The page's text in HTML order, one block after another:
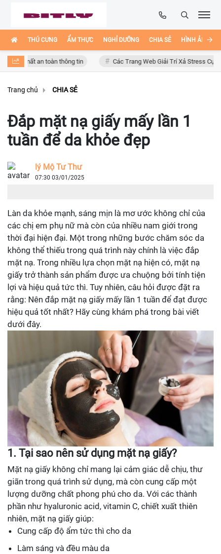
THÚ CƯNG ẨM THỰC NGHỈ DƯỠNG CHIA SẺ HÌNH ẢNH
an toàn thông tin Các Trang Web Giải Trí Xả Stress Cực Hay Ho
Trang chủ CHIA SẺ
Đắp mặt nạ giấy mấy lần 1
tuần để da khỏe đẹp
lý Mộ Tư Thư
07:30 03/01/2025
Làn da khỏe mạnh, sáng mịn là mơ ước không chỉ của
các chị em phụ nữ mà còn của nhiều nam giới trong
thời đại hiện đại. Một trong những bước chăm sóc da
không thể thiếu trong quá trình này chính là việc đắp
mặt nạ. Trong nhiều lựa chọn mặt nạ hiện có, mặt nạ
giấy trở thành sản phẩm được ưa chuộng bởi tính tiện
lợi và hiệu quả tức thì. Tuy nhiên, câu hỏi được đặt ra
rằng: Nên đắp mặt nạ giấy mấy lần 1 tuần để đạt được
hiệu quả tốt nhất? Hãy cùng khám phá trong bài viết
dưới đây.
1. Tại sao nên sử dụng mặt nạ giấy?
Mặt nạ giấy không chỉ mang lại cảm giác dễ chịu, thư
giãn trong quá trình sử dụng, mà còn cung cấp một
lượng dưỡng chất phong phú cho da. Với các thành
phần như hyaluronic acid, vitamin C, chiết xuất thiên
nhiên, mặt nạ giấy giúp:
Cung cấp độ ẩm tức thì cho da
Làm sáng và đều màu da